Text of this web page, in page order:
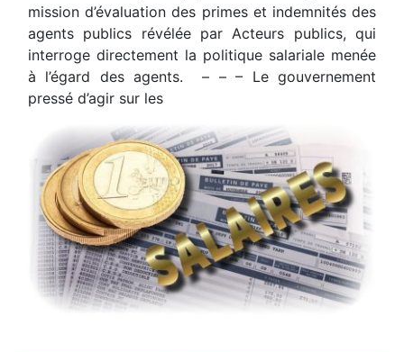
mission d’évaluation des primes et indemnités des
agents publics révélée par Acteurs publics, qui
interroge directement la politique salariale menée
à l’égard des agents. – – – Le gouvernement
pressé d’agir sur les